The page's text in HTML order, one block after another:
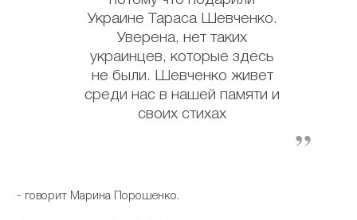
Украине Тараса Шевченко.
Уверена, нет таких
украинцев, которые здесь
не были. Шевченко живет
среди нас в нашей памяти и
своих стихах
- говорит Марина Порошенко.